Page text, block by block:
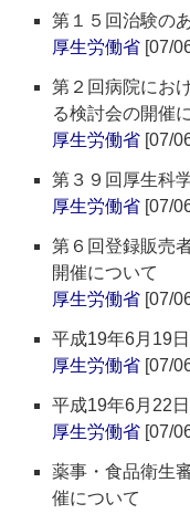
第１５回治験の
厚生労働省 [07/
第２回病院にお
る検討会の開催
厚生労働省 [07/
第３９回厚生科
厚生労働省 [07/
第６回登録販売
開催について
厚生労働省 [07/
平成19年6月19
厚生労働省 [07/
平成19年6月22
厚生労働省 [07/
薬事・食品衛生
催について